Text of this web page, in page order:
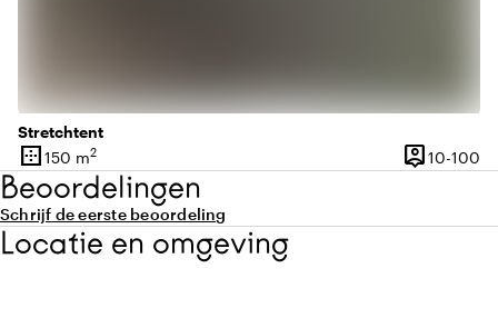
Stretchtent
border_outer
Oppervlakte
150 m2 person_pin
Capaciteit
10-100
Beoordelingen
Schrijf de eerste beoordeling
Locatie en omgeving